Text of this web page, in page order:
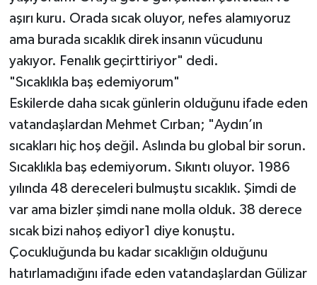
aşırı kuru. Orada sıcak oluyor, nefes alamıyoruz
ama burada sıcaklık direk insanın vücudunu
yakıyor. Fenalık geçirttiriyor" dedi.
"Sıcaklıkla baş edemiyorum"
Eskilerde daha sıcak günlerin olduğunu ifade eden
vatandaşlardan Mehmet Cırban; "Aydın’ın
sıcakları hiç hoş değil. Aslında bu global bir sorun.
Sıcaklıkla baş edemiyorum. Sıkıntı oluyor. 1986
yılında 48 dereceleri bulmuştu sıcaklık. Şimdi de
var ama bizler şimdi nane molla olduk. 38 derece
sıcak bizi nahoş ediyor1 diye konuştu.
Çocukluğunda bu kadar sıcaklığın olduğunu
hatırlamadığını ifade eden vatandaşlardan Gülizar